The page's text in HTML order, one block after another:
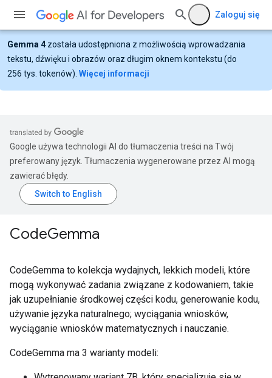
Zaloguj się
Gemma 4 została udostępniona z możliwością wprowadzania
tekstu, dźwięku i obrazów oraz długim oknem kontekstu (do
256 tys. tokenów). Więcej informacji
Google używa technologii AI do tłumaczenia treści na Twój
preferowany język. Tłumaczenia wygenerowane przez AI mogą
zawierać błędy.
CodeGemma
CodeGemma to kolekcja wydajnych, lekkich modeli, które
mogą wykonywać zadania związane z kodowaniem, takie
jak uzupełnianie środkowej części kodu, generowanie kodu,
używanie języka naturalnego; wyciągania wniosków,
wyciąganie wniosków matematycznych i nauczanie.
CodeGemma ma 3 warianty modeli: